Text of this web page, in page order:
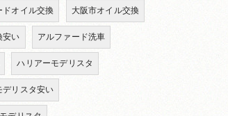
ドオイル交換 大阪市オイル交換
安い アルファード洗車
ハリアーモデリスタ
デリスタ安い